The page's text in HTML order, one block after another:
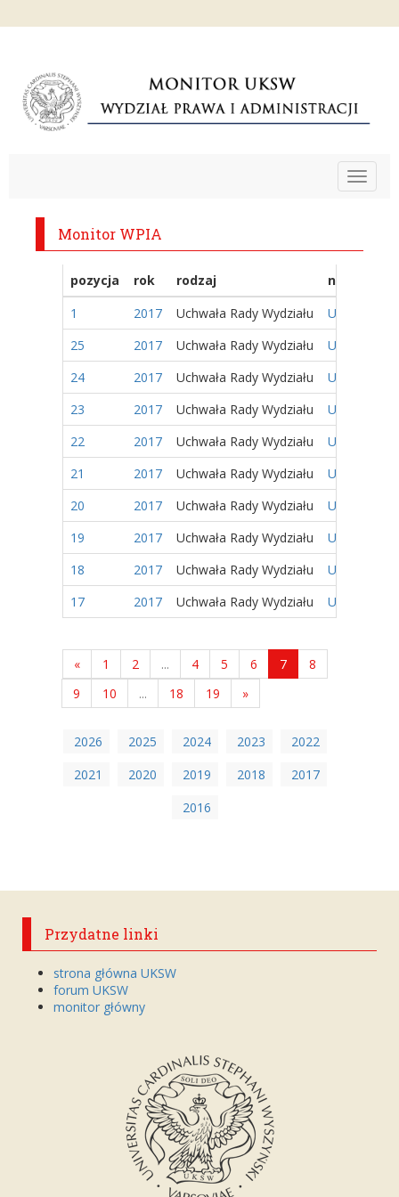
Toggle
Monitor WPIA
pozycja rok rodzaj
nazwa
1
2017 Uchwała Rady Wydziału
Uchwała
25
2017 Uchwała Rady Wydziału
Uchwała
24
2017 Uchwała Rady Wydziału
Uchwała
23
2017 Uchwała Rady Wydziału
Uchwała
22
2017 Uchwała Rady Wydziału
Uchwała
21
2017 Uchwała Rady Wydziału
Uchwała
20
2017 Uchwała Rady Wydziału
Uchwała
19
2017 Uchwała Rady Wydziału
Uchwała
18
2017 Uchwała Rady Wydziału
Uchwała
17
2017 Uchwała Rady Wydziału Uchwała
« 1 2 ... 4 5 6 7
8
9
10 ... 18 19 »
2026 2025 2024 2023
2022
2021
2020 2019 2018
2017
2016
Przydatne linki
strona główna UKSW
forum UKSW
monitor główny